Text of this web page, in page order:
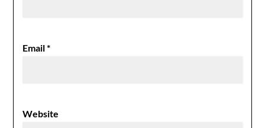
Email*
Website